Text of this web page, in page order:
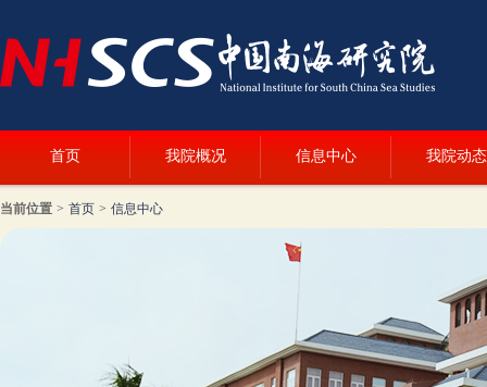
首页 我院概况 信息中心 我院动态
当前位置 > 首页 > 信息中心